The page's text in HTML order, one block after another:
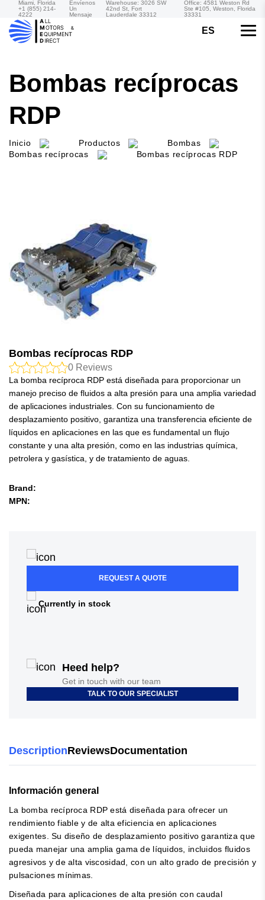
Miami, Florida
+1 (855) 214-
4222
Envíenos
Un
Mensaje
Warehouse: 3026 SW
42nd St, Fort
Lauderdale 33312
Office: 4581 Weston Rd
Ste #105, Weston, Florida
33331
ES
Bombas recíprocas
RDP
Inicio Productos
Bombas
Bombas recíprocas
Bombas recíprocas RDP
Bombas recíprocas RDP
0 Reviews
La bomba recíproca RDP está diseñada para proporcionar un
manejo preciso de fluidos a alta presión para una amplia variedad
de aplicaciones industriales. Con su funcionamiento de
desplazamiento positivo, garantiza una transferencia eficiente de
líquidos en aplicaciones en las que es fundamental un flujo
constante y una alta presión, como en las industrias química,
petrolera y gasística, y de tratamiento de aguas.
Brand:
MPN:
REQUEST A QUOTE
Currently in stock
Heed help?
Get in touch with our team
TALK TO OUR SPECIALIST
DescriptionReviewsDocumentation
Información general
La bomba recíproca RDP está diseñada para ofrecer un
rendimiento fiable y de alta eficiencia en aplicaciones
exigentes. Su diseño de desplazamiento positivo garantiza que
pueda manejar una amplia gama de líquidos, incluidos fluidos
agresivos y de alta viscosidad, con un alto grado de precisión y
pulsaciones mínimas.
Diseñada para aplicaciones de alta presión con caudal